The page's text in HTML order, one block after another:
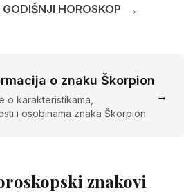
GODIŠNJI HOROSKOP →
o znaku Škorpion
o karakteristikama,
i osobinama znaka Škorpion
→
znakovi